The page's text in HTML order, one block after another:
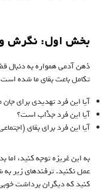
بخش اول: نگرش
ذهن آدمی همواره به دنبال
تکامل باعث بقای ما شده
آیا این فرد تهدیدی برای
آیا این فرد جذّاب است؟
آیا این فرد برای بقای
به این غریزه توجه کنید،
عمل نکنید. ترفندهای زیر به
کنید که دیگران برداشت